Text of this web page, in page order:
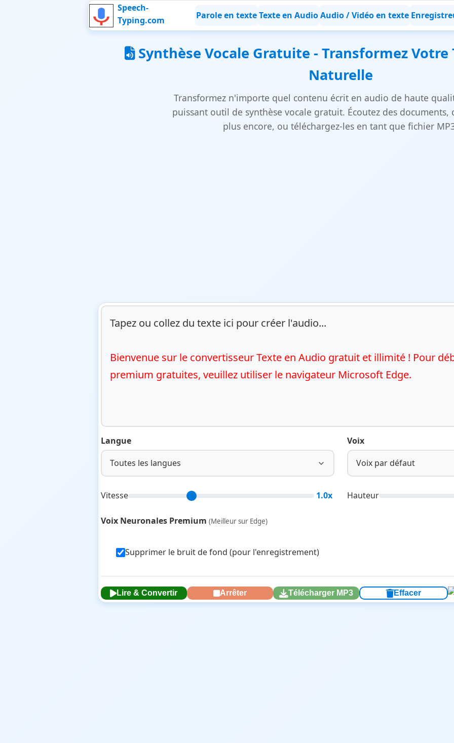
Speech-
Typing.com
Parole en texte Texte en Audio Audio / Vidéo en texte
Synthèse Vocale Gratuite - Transformez Votre
Naturelle
Transformez n'importe quel contenu écrit en audio de haute
puissant outil de synthèse vocale gratuit. Écoutez des documents,
plus encore, ou téléchargez-les en tant que fichier
Tapez ou collez du texte ici pour créer l'audio...
Bienvenue sur le convertisseur Texte en Audio gratuit et illimité ! Pour
premium gratuites, veuillez utiliser le navigateur Microsoft Edge.
Langue
Toutes les langues
Voix
Voix par défaut
Vitesse 1.0x Hauteur
Voix Neuronales Premium (Meilleur sur Edge)
Supprimer le bruit de fond (pour l'enregistrement)
Lire & Convertir Arrêter Télécharger MP3 Effacer